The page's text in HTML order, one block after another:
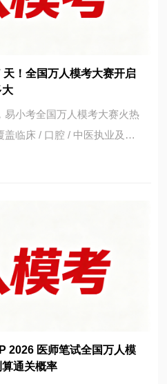
！全国万人模考大赛开启
大
易小考全国万人模考大赛火热
临床 / 口腔 / 中医执业及助
析报告与全国排名，精准评
2026 医师笔试全国万人模
通关概率